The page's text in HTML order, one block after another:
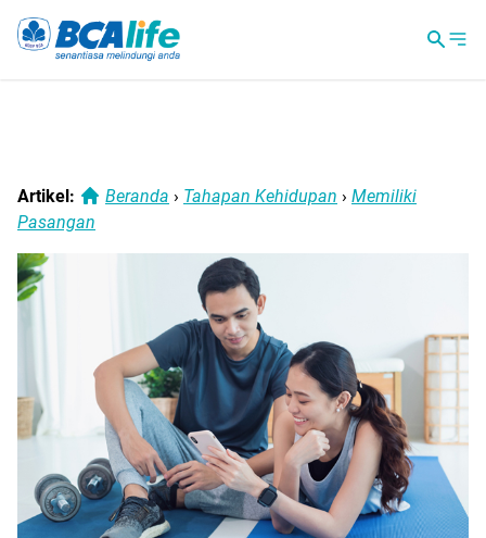
Artikel: Beranda › Tahapan Kehidupan › Memiliki
Pasangan